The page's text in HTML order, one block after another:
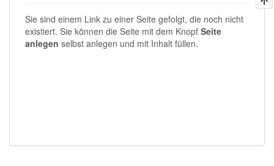
Sie sind einem Link zu einer Seite gefolgt, die noch nicht
existiert. Sie können die Seite mit dem Knopf Seite
anlegen selbst anlegen und mit Inhalt füllen.